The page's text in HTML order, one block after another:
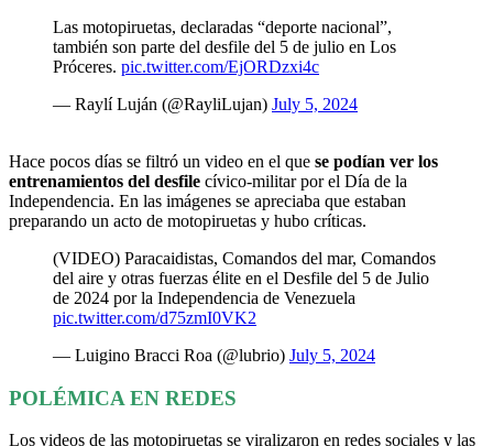
Las motopiruetas, declaradas “deporte nacional”,
también son parte del desfile del 5 de julio en Los
Próceres. pic.twitter.com/EjORDzxi4c
— Raylí Luján (@RayliLujan) July 5, 2024
Hace pocos días se filtró un video en el que se podían ver los
entrenamientos del desfile cívico-militar por el Día de la
Independencia. En las imágenes se apreciaba que estaban
preparando un acto de motopiruetas y hubo críticas.
(VIDEO) Paracaidistas, Comandos del mar, Comandos
del aire y otras fuerzas élite en el Desfile del 5 de Julio
de 2024 por la Independencia de Venezuela
pic.twitter.com/d75zmI0VK2
— Luigino Bracci Roa (@lubrio) July 5, 2024
POLÉMICA EN REDES
Los videos de las motopiruetas se viralizaron en redes sociales y las